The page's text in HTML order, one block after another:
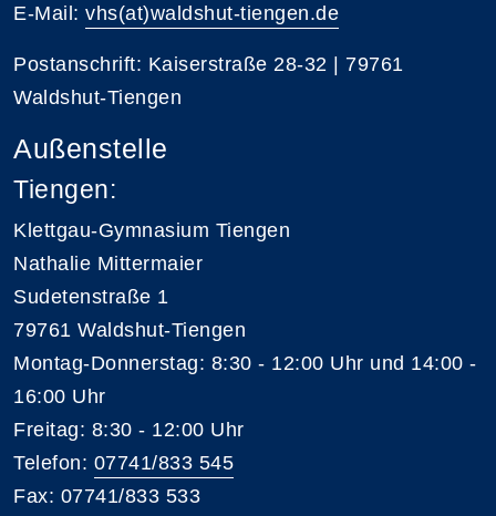
E-Mail: vhs(at)waldshut-tiengen.de
Postanschrift: Kaiserstraße 28-32 | 79761
Waldshut-Tiengen
Außenstelle
Tiengen:
Klettgau-Gymnasium Tiengen
Nathalie Mittermaier
Sudetenstraße 1
79761 Waldshut-Tiengen
Montag-Donnerstag: 8:30 - 12:00 Uhr und 14:00 -
16:00 Uhr
Freitag: 8:30 - 12:00 Uhr
Telefon: 07741/833 545
Fax: 07741/833 533